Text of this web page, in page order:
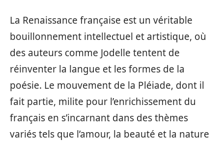
La Renaissance française est un véritable
bouillonnement intellectuel et artistique, où
des auteurs comme Jodelle tentent de
réinventer la langue et les formes de la
poésie. Le mouvement de la Pléiade, dont il
fait partie, milite pour l’enrichissement du
français en s’incarnant dans des thèmes
variés tels que l’amour, la beauté et la nature